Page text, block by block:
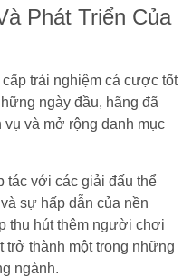
Phát Triển Của
trải nghiệm cá cược tốt
ngày đầu, hãng đã
và mở rộng danh mục
tác với các giải đấu thể
sự hấp dẫn của nền
thu hút thêm người chơi
thành một trong những
ngành.